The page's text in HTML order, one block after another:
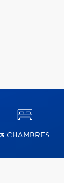
3CHAMBRES